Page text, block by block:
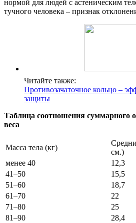
нормой для людей с астеническим
тучного человека – признак
Читайте также:
Противозачаточное кольцо –
защиты
Таблица соотношения суммарного
веса
Масса тела (кг)
см.)
менее 40
12,3
41–50
15,5
51–60
18,7
61–70
22
71–80
25
81–90
28,4